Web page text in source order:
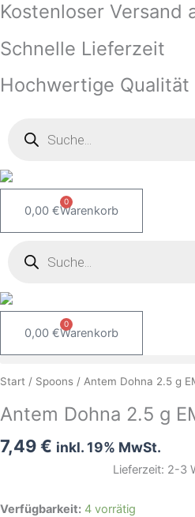
Zum
springen
Kostenloser Versand
Schnelle Lieferzeit
Hochwertige Qualität
0,00 €
0
Warenkorb
Products
0,00 €
0
Warenkorb
Start / Spoons / Antem Dohna 2.5 g
Antem Dohna 2.5 g
7,49€ inkl. 19% MwSt.
Lieferzeit: 2-3
Verfügbarkeit: 4 vorrätig
Antem
2.5
g
EM22